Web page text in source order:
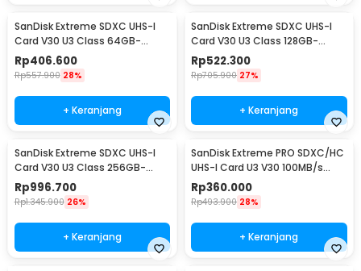
SanDisk Extreme SDXC UHS-I
Card V30 U3 Class 64GB-
SDSDXV2-064G - SDSDXV
Rp406.600
Rp557.900 28%
+ Keranjang
SanDisk Extreme SDXC UHS-I
Card V30 U3 Class 128GB-
SDSDXVA-128G - SDSDXV
Rp522.300
Rp705.900 27%
+ Keranjang
SanDisk Extreme SDXC UHS-I
Card V30 U3 Class 256GB-
SDSDXVV-256G - SDSDXV
Rp996.700
Rp1.345.900 26%
+ Keranjang
SanDisk Extreme PRO SDXC/HC
UHS-I Card U3 V30 100MB/s
200MB/s 32GB-SDSDXXO-032G
Rp360.000
Rp493.900 28%
+ Keranjang